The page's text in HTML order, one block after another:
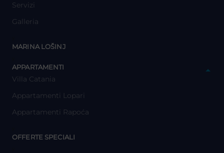
Servizi
Galleria
MARINA LOŠINJ
APPARTAMENTI
Villa Catania
Appartamenti Lopari
Appartamenti Rapoća
OFFERTE SPECIALI